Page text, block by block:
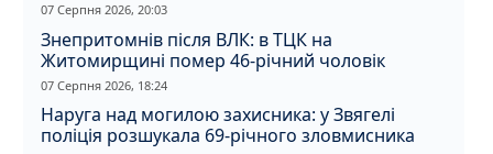
07 Серпня 2026, 20:03
Знепритомнів після ВЛК: в ТЦК на
Житомирщині помер 46-річний чоловік
07 Серпня 2026, 18:24
Наруга над могилою захисника: у Звягелі
поліція розшукала 69-річного зловмисника